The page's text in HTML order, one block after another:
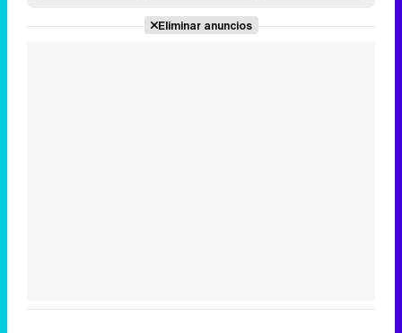
Eliminar anuncios